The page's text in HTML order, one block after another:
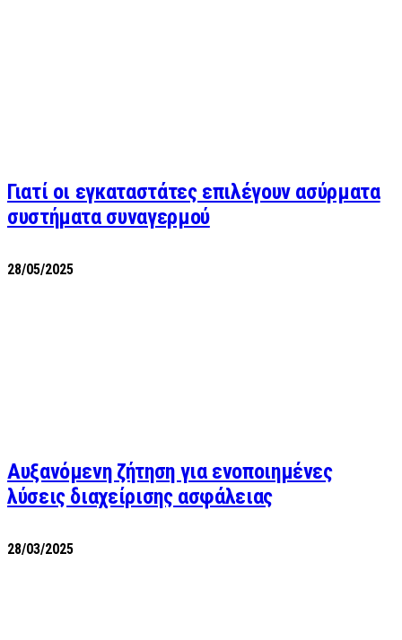
Γιατί οι εγκαταστάτες επιλέγουν ασύρματα
συστήματα συναγερμού
28/05/2025
Αυξανόμενη ζήτηση για ενοποιημένες
λύσεις διαχείρισης ασφάλειας
28/03/2025